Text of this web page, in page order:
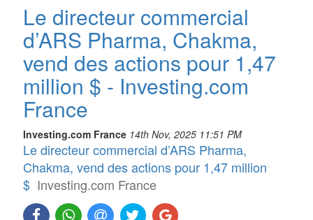
Le directeur commercial
d’ARS Pharma, Chakma,
vend des actions pour 1,47
million $ - Investing.com
France
Investing.com France 14th Nov, 2025 11:51 PM
Le directeur commercial d’ARS Pharma,
Chakma, vend des actions pour 1,47 million
$ Investing.com France